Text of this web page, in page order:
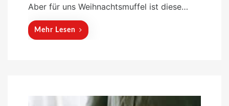
Aber für uns Weihnachtsmuffel ist diese…
Mehr Lesen